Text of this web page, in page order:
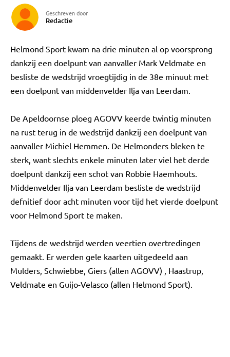
Geschreven door
Redactie
Helmond Sport kwam na drie minuten al op voorsprong
dankzij een doelpunt van aanvaller Mark Veldmate en
besliste de wedstrijd vroegtijdig in de 38e minuut met
een doelpunt van middenvelder Ilja van Leerdam.
De Apeldoornse ploeg AGOVV keerde twintig minuten
na rust terug in de wedstrijd dankzij een doelpunt van
aanvaller Michiel Hemmen. De Helmonders bleken te
sterk, want slechts enkele minuten later viel het derde
doelpunt dankzij een schot van Robbie Haemhouts.
Middenvelder Ilja van Leerdam besliste de wedstrijd
defnitief door acht minuten voor tijd het vierde doelpunt
voor Helmond Sport te maken.
Tijdens de wedstrijd werden veertien overtredingen
gemaakt. Er werden gele kaarten uitgedeeld aan
Mulders, Schwiebbe, Giers (allen AGOVV) , Haastrup,
Veldmate en Guijo-Velasco (allen Helmond Sport).